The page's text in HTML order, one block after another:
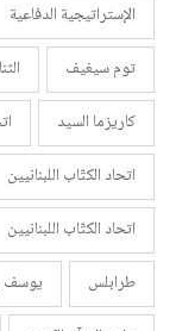
الإستراتيجية الدفاعية
توم سيغيف
كاريزما السيد
اتحاد الكتّاب اللبنانيين
اتحاد الكتّاب اللبنانيين
طرابلس